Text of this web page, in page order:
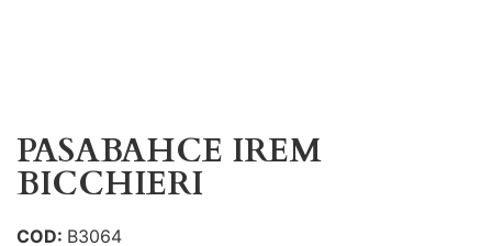
PASABAHCE IREM
BICCHIERI
COD: B3064